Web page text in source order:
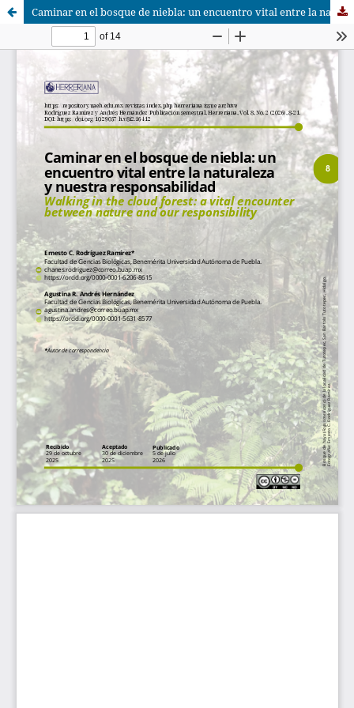
Caminar en el bosque de niebla: un encuentro vital entre la naturaleza y nuestra responsabilidad